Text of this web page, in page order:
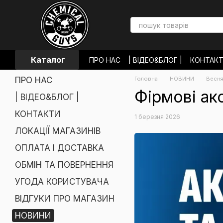
Перейти до основного контенту
Каталог ПРО НАС | ВІДЕО&БЛОГ |
ОПЛАТА І ДОСТАВКА
ОБМІН ТА
УГОДА КОРИСТУВАЧА
ВІДГУКИ
Головна НОВИНИ
Фірмові
1 березня 2026
ПРО НАС
| ВІДЕО&БЛОГ |
КОНТАКТИ
ЛОКАЦІЇ МАГАЗИНІВ
ОПЛАТА І ДОСТАВКА
ОБМІН ТА ПОВЕРНЕННЯ
УГОДА КОРИСТУВАЧА
ВІДГУКИ ПРО МАГАЗИН
НОВИНИ